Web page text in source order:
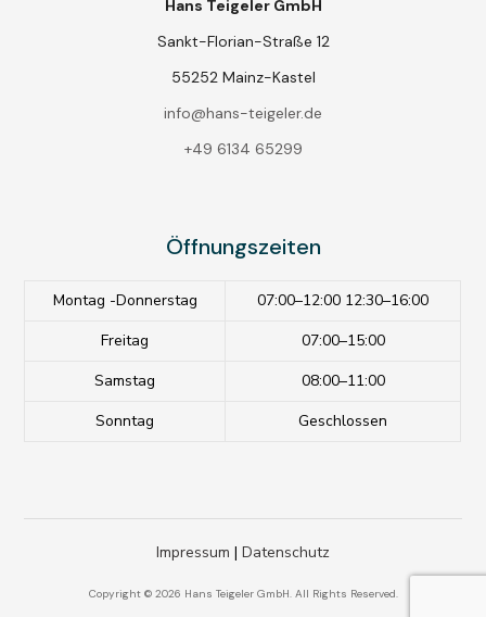
Hans Teigeler GmbH
Sankt-Florian-Straße 12
55252 Mainz-Kastel
info@hans-teigeler.de
+49 6134 65299
Öffnungszeiten
Montag -Donnerstag
07:00–12:00 12:30–16:00
Freitag
07:00–15:00
Samstag
08:00–11:00
Sonntag
Geschlossen
Impressum | Datenschutz
Copyright © 2026 Hans Teigeler GmbH. All Rights Reserved.